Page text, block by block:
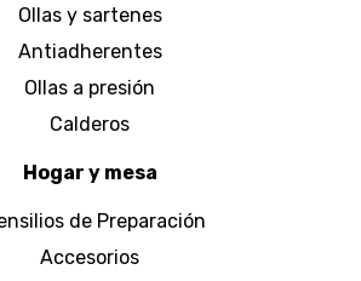
Ollas y sartenes
Antiadherentes
Ollas a presión
Calderos
Hogar y mesa
de Preparación
Accesorios